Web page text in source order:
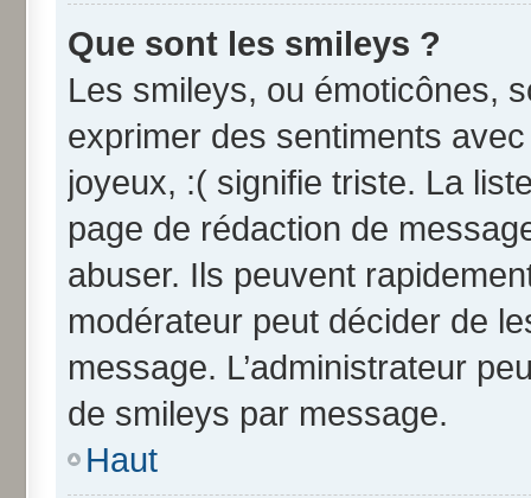
Que sont les smileys ?
Les smileys, ou émoticônes,
exprimer des sentiments
joyeux, :( signifie triste. La
page de rédaction de
abuser. Ils peuvent
modérateur peut décider de
message. L’administrateur
de smileys par message.
Haut